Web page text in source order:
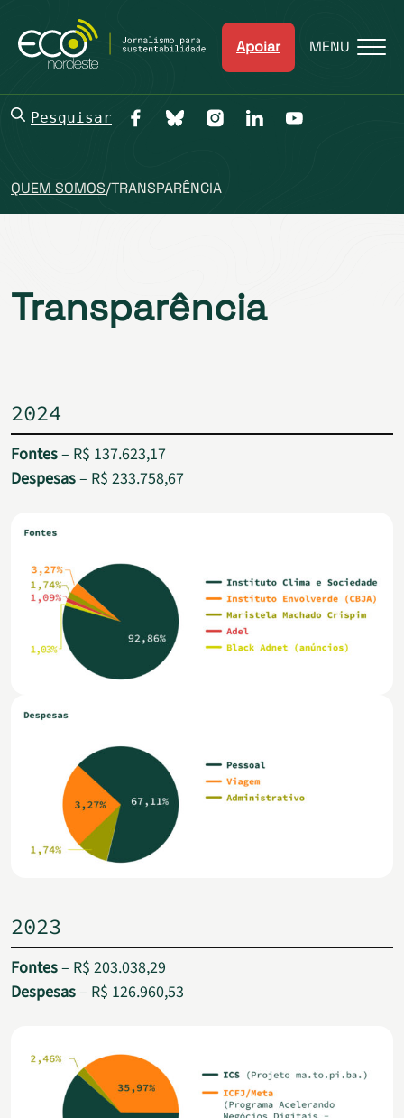
Apoiar MENU
Pesquisar
QUEM SOMOS/TRANSPARÊNCIA
Transparência
2024
Fontes– R$ 137.623,17
Despesas– R$ 233.758,67
2023
Fontes– R$ 203.038,29
Despesas– R$ 126.960,53